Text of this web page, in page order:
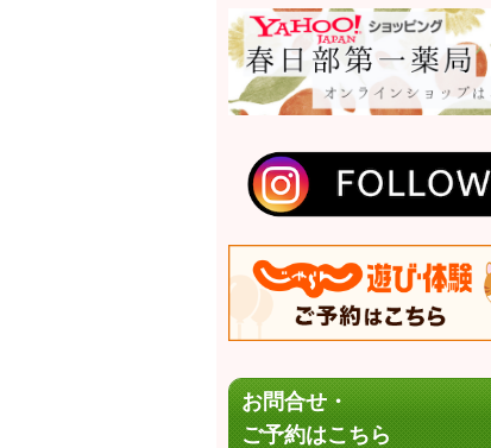
お問合せ・
ご予約はこちら